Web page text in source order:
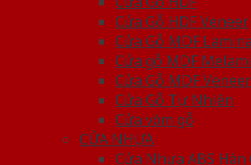
Cửa Gỗ HDF Veneer
Cửa Gỗ MDF
Cửa gỗ MDF
Cửa Gỗ MDF Veneer
Cửa Gỗ Tự Nhiên
Cửa vòm gỗ
CỬA NHỰA
Cửa Nhựa ABS Hàn